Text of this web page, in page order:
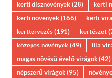
kerti dísznövények(28) kerti
kerti növények(166) kerti
kerttervezés(191) kertészet
közepes növények(49) lila
magas növésű évelő virágok(42)
népszerű virágok(95)